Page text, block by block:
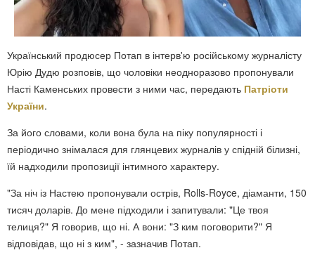
Український продюсер Потап в інтерв'ю російському журналісту
Юрію Дудю розповів, що чоловіки неодноразово пропонували
Насті Каменських провести з ними час, передають Патріоти
України.
За його словами, коли вона була на піку популярності і
періодично знімалася для глянцевих журналів у спідній білизні,
їй надходили пропозиції інтимного характеру.
"За ніч із Настею пропонували острів, Rolls-Royce, діаманти, 150
тисяч доларів. До мене підходили і запитували: "Це твоя
телиця?" Я говорив, що ні. А вони: "З ким поговорити?" Я
відповідав, що ні з ким", - зазначив Потап.